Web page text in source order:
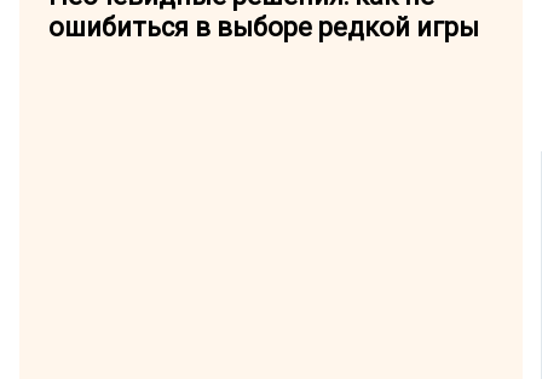
ошибиться в выборе редкой игры